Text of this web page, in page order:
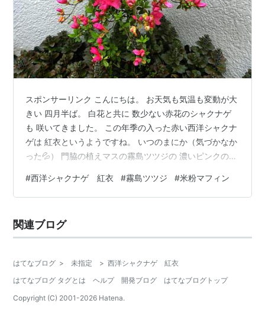
スポンサーリンク こんにちは。 お天気も気温も変動が大
きい 四月半ば。 白花と共に 数少ない赤花のシャクナゲ
も 咲いてきました。 この年季の入った赤い西洋シャクナ
ゲは 紅衣というようですね。 いつのまにか（気づかなか
った💦） 門脇の植えマスの霧島ツツジの 濃いピンクの株
鐘水仙の白花？ そして昨日の朝一（雨が降る前）に 先日
の斑入りワイルドオーツに続き www.salon-
植えにしましたー(^o^) 気になってたことを済ませると
スッキリしますね。 さて、 昨日、また地元のお…
#西洋シャクナゲ 紅衣 #霧島ツツジ #米粉マフィン
関連ブログ
はてなブログ > 未指定 > 西洋シャクナゲ 紅衣
はてなブログ タグとは
ヘルプ 開発ブログ
はてなブログトップ
Copyright (C) 2001-2026 Hatena.